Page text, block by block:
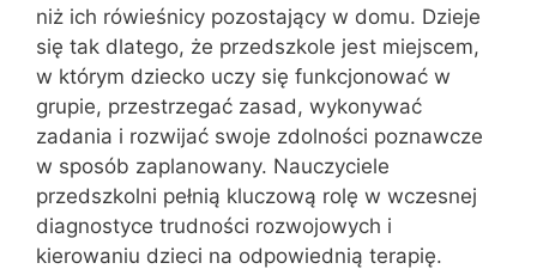
niż ich rówieśnicy pozostający w domu. Dzieje
się tak dlatego, że przedszkole jest miejscem,
w którym dziecko uczy się funkcjonować w
grupie, przestrzegać zasad, wykonywać
zadania i rozwijać swoje zdolności poznawcze
w sposób zaplanowany. Nauczyciele
przedszkolni pełnią kluczową rolę w wczesnej
diagnostyce trudności rozwojowych i
kierowaniu dzieci na odpowiednią terapię.